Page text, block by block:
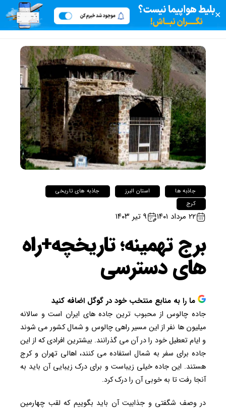
✕
جاذبه ها استان البرز
جاذبه های تاریخی
کرج
۲۲ مرداد ۱۴۰۱ ۹ تیر ۱۴۰۳
برج تهمینه؛ تاریخچه+راه
های دسترسی
ما را به منابع منتخب خود در گوگل اضافه کنید
جاده چالوس از محبوب ترین جاده های ایران است و سالانه
میلیون ها نفر از این مسیر راهی چالوس و شمال کشور می شوند
و ایام تعطیل خود را در آن می گذرانند. بیشترین افرادی که از این
جاده برای سفر به شمال استفاده می کنند، اهالی تهران و کرج
هستند. این جاده خیلی زیباست و برای درک زیبایی آن باید به
آنجا رفت تا به خوبی آن را درک کرد.
در وصف شگفتی و جذابیت آن باید بگوییم که لقب چهارمین